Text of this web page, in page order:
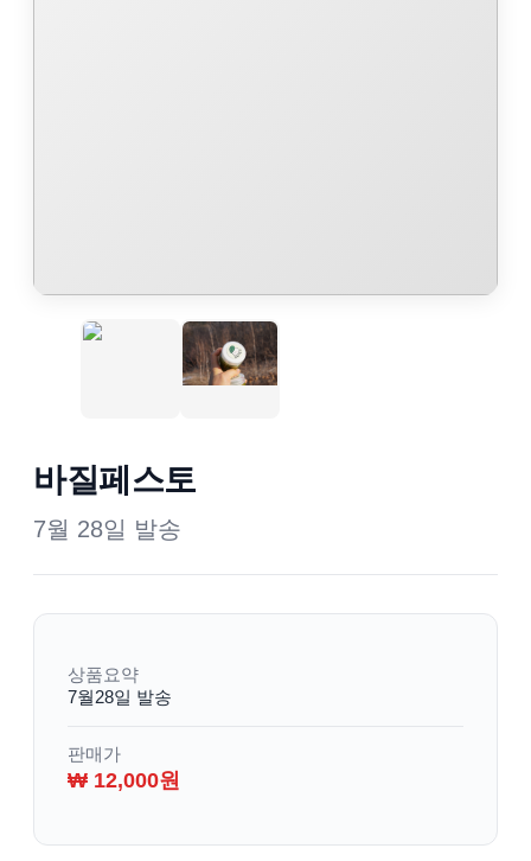
바질페스토
7월 28일 발송
상품요약
7월28일 발송
판매가
₩ 12,000원